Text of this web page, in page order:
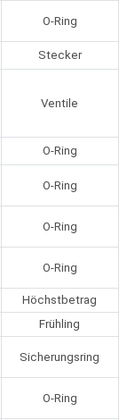
O-Ring
Stecker
Ventile
O-Ring
O-Ring
O-Ring
O-Ring
Höchstbetrag
Frühling
Sicherungsring
O-Ring